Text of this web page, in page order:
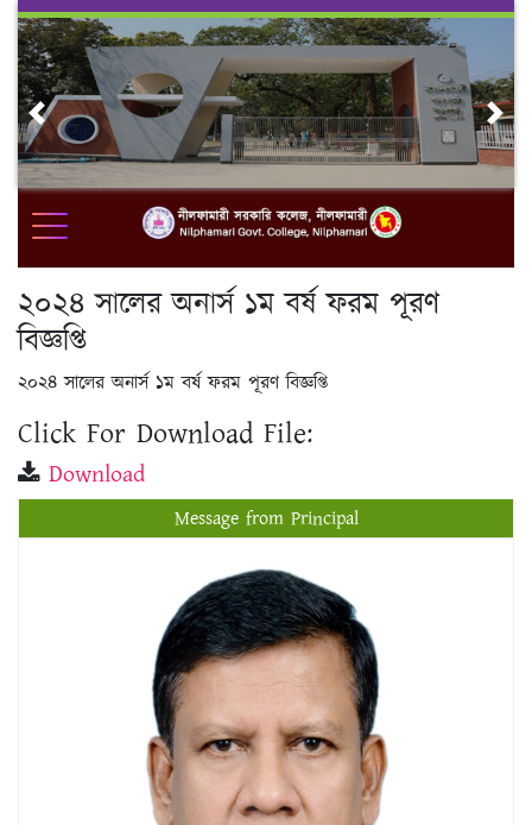
Skip
content
Previous
২০২৪ সালের অনার্স ১ম বর্ষ ফরম পূরণ
বিজ্ঞপ্তি
২০২৪ সালের অনার্স ১ম বর্ষ ফরম পূরণ বিজ্ঞপ্তি
Click For Download File:
Download
Message from Principal